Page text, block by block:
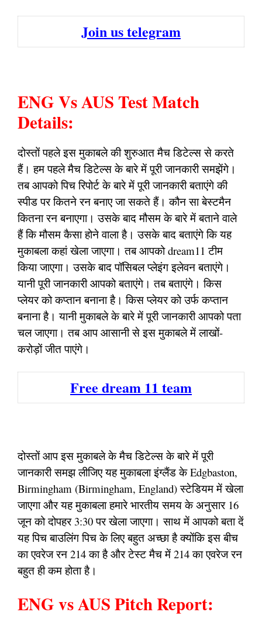
Join us telegram
ENG Vs AUS Test Match
Details:
दोस्तों पहले इस मुकाबले की शुरुआत मैच डिटेल्स से करते
हैं। हम पहले मैच डिटेल्स के बारे में पूरी जानकारी समझेंगे।
तब आपको पिच रिपोर्ट के बारे में पूरी जानकारी बताएंगे की
स्पीड पर कितने रन बनाए जा सकते हैं। कौन सा बेस्टमैन
कितना रन बनाएगा। उसके बाद मौसम के बारे में बताने वाले
हैं कि मौसम कैसा होने वाला है। उसके बाद बताएंगे कि यह
मुकाबला कहां खेला जाएगा। तब आपको dream11 टीम
किया जाएगा। उसके बाद पॉसिबल प्लेइंग इलेवन बताएंगे।
यानी पूरी जानकारी आपको बताएंगे। तब बताएंगे। किस
प्लेयर को कप्तान बनाना है। किस प्लेयर को उर्फ कप्तान
बनाना है। यानी मुकाबले के बारे में पूरी जानकारी आपको पता
चल जाएगा। तब आप आसानी से इस मुकाबले में लाखों-
करोड़ों जीत पाएंगे।
Free dream 11 team
दोस्तों आप इस मुकाबले के मैच डिटेल्स के बारे में पूरी
जानकारी समझ लीजिए यह मुकाबला इंग्लैंड के Edgbaston,
Birmingham (Birmingham, England) स्टेडियम में खेला
जाएगा और यह मुकाबला हमारे भारतीय समय के अनुसार 16
जून को दोपहर 3:30 पर खेला जाएगा। साथ में आपको बता दें
यह पिच बाउलिंग पिच के लिए बहुत अच्छा है क्योंकि इस बीच
का एवरेज रन 214 का है और टेस्ट मैच में 214 का एवरेज रन
बहुत ही कम होता है।
ENG vs AUS Pitch Report: